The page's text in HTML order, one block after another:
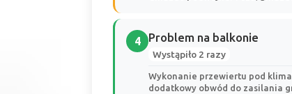
4 Problem na balkonie
Wystąpiło 2 razy
Wykonanie przewiertu pod
dodatkowy obwód do zasilania